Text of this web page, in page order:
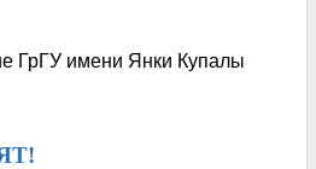
ГрГУ имени Янки Купалы